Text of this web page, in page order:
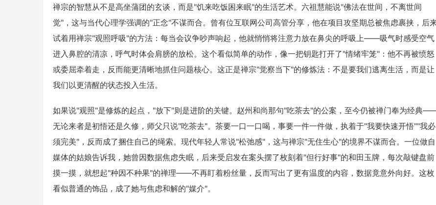
禅宗的智慧从不是高坐蒲团的玄谈，而是"饥来吃饭困来眠"的生活艺术。六祖慧能说"佛法在世间，不离世间
觉"，这与当代心理学强调的"正念"不谋而合。曾有位互联网公司高管分享，他在项目攻坚期总被焦虑裹挟，后
试着用禅宗"观照呼吸"的方法：每当会议争吵声响起，他就悄悄将注意力放在鼻尖的呼吸上——吸气时感受空气
进入鼻腔的清凉，呼气时体会肩膀的放松。这个看似简单的动作，像一把钥匙打开了"情绪牢笼"：他不再被愤怒
或委屈牵着走，反而能更清晰地抓住问题核心。这正是禅宗"觉察当下"的修炼法：不是要我们逃离生活，而是让
我们以更清醒的状态投入生活。
如果说"观照"是修炼的起点，"放下"则是进阶的关键。赵州和尚那句"吃茶去"的公案，至今仍被禅门奉为经典
无论来者是初悟还是久修，师父只说"吃茶去"。茶要一口一口喝，事要一件一件做，执着于"我要快速开悟""我必
须完美"，反而成了捆住自己的绳索。现代年轻人常说"松弛感"，这与禅宗"无住生心"的境界不谋而合。一位做自
媒体的姑娘告诉我，她曾因数据焦虑失眠，后来受启发在案头摆了枚刻着"但行好事"的和田玉牌，每次敲键盘前
摸一摸，就想起"种因不种果"的禅理——不再盯着粉丝量，反而写出了更有温度的内容，数据竟意外向好。这枚
看似普通的饰品，成了她与焦虑和解的"媒介"。